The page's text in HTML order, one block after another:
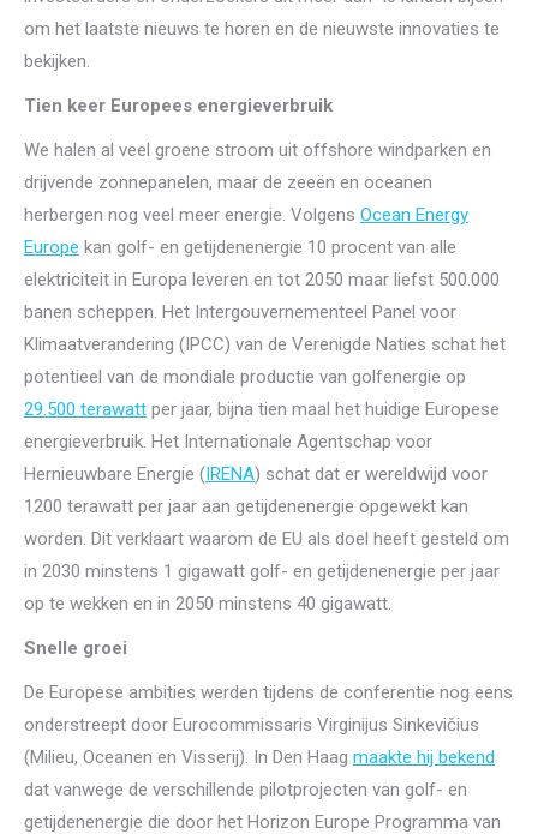
om het laatste nieuws te horen en de nieuwste innovaties te
bekijken.
Tien keer Europees energieverbruik
We halen al veel groene stroom uit offshore windparken en
drijvende zonnepanelen, maar de zeeën en oceanen
herbergen nog veel meer energie. Volgens Ocean Energy
Europe kan golf- en getijdenenergie 10 procent van alle
elektriciteit in Europa leveren en tot 2050 maar liefst 500.000
banen scheppen. Het Intergouvernementeel Panel voor
Klimaatverandering (IPCC) van de Verenigde Naties schat het
potentieel van de mondiale productie van golfenergie op
29.500 terawatt per jaar, bijna tien maal het huidige Europese
energieverbruik. Het Internationale Agentschap voor
Hernieuwbare Energie (IRENA) schat dat er wereldwijd voor
1200 terawatt per jaar aan getijdenenergie opgewekt kan
worden. Dit verklaart waarom de EU als doel heeft gesteld om
in 2030 minstens 1 gigawatt golf- en getijdenenergie per jaar
op te wekken en in 2050 minstens 40 gigawatt.
Snelle groei
De Europese ambities werden tijdens de conferentie nog eens
onderstreept door Eurocommissaris Virginijus Sinkevičius
(Milieu, Oceanen en Visserij). In Den Haag maakte hij bekend
dat vanwege de verschillende pilotprojecten van golf- en
getijdenenergie die door het Horizon Europe Programma van